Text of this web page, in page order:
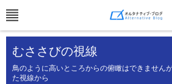
むささびの視線
鳥のように高いところからの俯瞰はできません
た視線から